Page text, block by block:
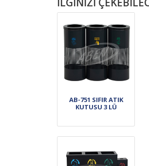
AB-751 SIFIR ATIK
KUTUSU 3 LÜ